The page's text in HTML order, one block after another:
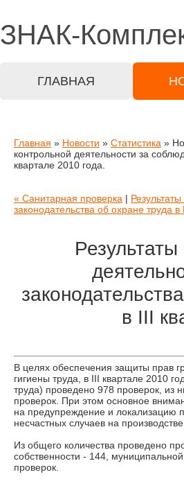
ЗНАК-
ГЛАВНАЯ
Главная » Новости » Статистика »
контрольной деятельности за
квартале 2010 года.
« Санитарная проверка |
законодательства об охране труда
в III
В целях обеспечения защиты прав
гигиены труда, в III квартале 2010
труда) проведено 978 проверок, из
проверок. При этом основное
на предупреждение и
несчастных случаев на производстве.
Из общего количества проведено
собственности - 144,
проверок.